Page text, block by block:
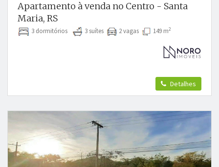
Apartamento à venda no Centro - Santa
Maria, RS
3 dormitórios 3 suítes 2 vagas 149 m2
Detalhes